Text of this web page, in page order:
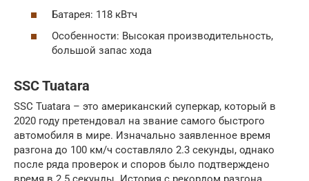
Батарея: 118 кВтч
Особенности: Высокая производительность,
большой запас хода
SSC Tuatara
SSC Tuatara – это американский суперкар, который в
2020 году претендовал на звание самого быстрого
автомобиля в мире. Изначально заявленное время
разгона до 100 км/ч составляло 2.3 секунды, однако
после ряда проверок и споров было подтверждено